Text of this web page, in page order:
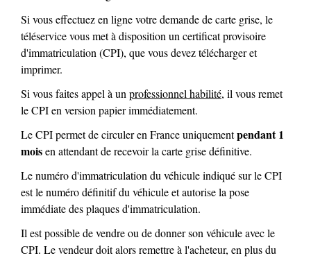
Si vous effectuez en ligne votre demande de carte grise, le
téléservice vous met à disposition un certificat provisoire
d'immatriculation (CPI), que vous devez télécharger et
imprimer.
Si vous faites appel à un professionnel habilité, il vous remet
le CPI en version papier immédiatement.
Le CPI permet de circuler en France uniquementpendant 1
moisen attendant de recevoir la carte grise définitive.
Le numéro d'immatriculation du véhicule indiqué sur le CPI
est le numéro définitif du véhicule et autorise la pose
immédiate des plaques d'immatriculation.
Il est possible de vendre ou de donner son véhicule avec le
CPI. Le vendeur doit alors remettre à l'acheteur, en plus du